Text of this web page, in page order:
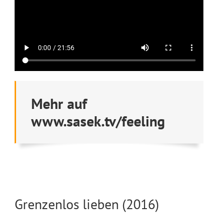
Mehr auf
www.sasek.tv/feeling
Grenzenlos lieben (2016)